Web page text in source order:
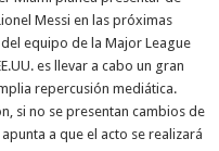
Messi en las próximas
del equipo de la Major League
es llevar a cabo un gran
repercusión mediática.
si no se presentan cambios de
a que el acto se realizará